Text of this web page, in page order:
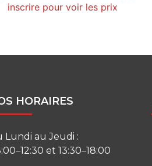
inscrire pour voir les prix
HORAIRES
Lundi au Jeudi :
et 13:30–18:00